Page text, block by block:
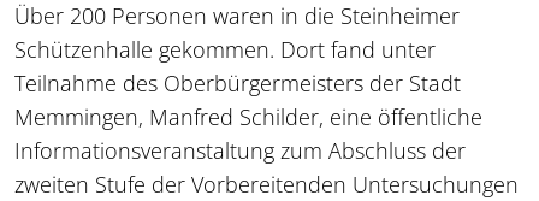
Über 200 Personen waren in die Steinheimer
Schützenhalle gekommen. Dort fand unter
Teilnahme des Oberbürgermeisters der Stadt
Memmingen, Manfred Schilder, eine öffentliche
Informationsveranstaltung zum Abschluss der
zweiten Stufe der Vorbereitenden Untersuchungen